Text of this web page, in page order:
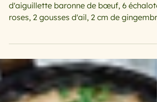
Bœuf à l’indonésienne
roses, 2 gousses d'ail, 2 cm de gingembre
frais râpé, 2 clous de girofle, 1 cuillère à
café de graine de coriandre, 1 cuillère à
café de curcuma, 1 pincée de piment en